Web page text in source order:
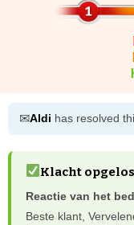
✉Aldi has resolved
Klacht
Reactie van het
Beste klant,